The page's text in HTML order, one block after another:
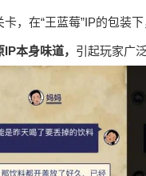
，在“王蓝莓”IP的包装
本身味道， 引起玩家广